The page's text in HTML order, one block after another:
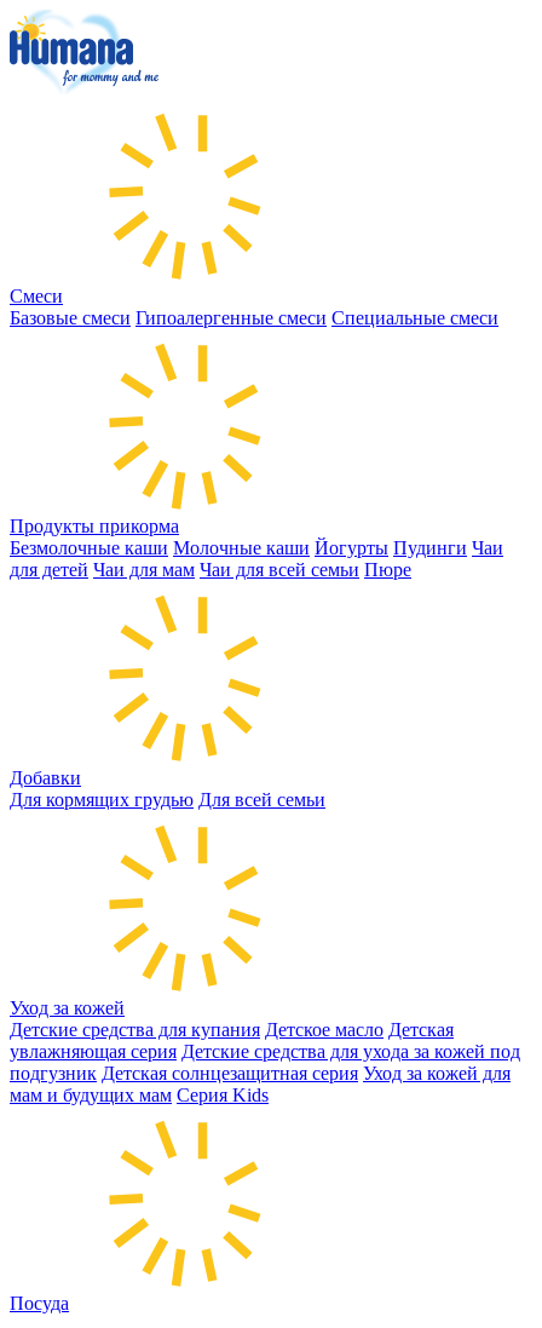
Смеси
Базовые смеси Гипоалергенные смеси Специальные смеси
Продукты прикорма
Безмолочные каши Молочные каши Йогурты Пудинги Чаи
для детей Чаи для мам Чаи для всей семьи Пюре
Добавки
Для кормящих грудью Для всей семьи
Уход за кожей
Детские средства для купания Детское масло Детская
увлажняющая серия Детские средства для ухода за кожей под
подгузник Детская солнцезащитная серия Уход за кожей для
мам и будущих мам Серия Kids
Посуда